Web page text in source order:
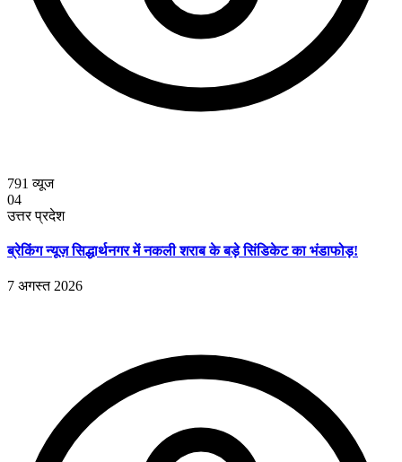
791 व्यूज
04
उत्तर प्रदेश
ब्रेकिंग न्यूज़ सिद्धार्थनगर में नकली शराब के बड़े सिंडिकेट का भंडाफोड़!
7 अगस्त 2026